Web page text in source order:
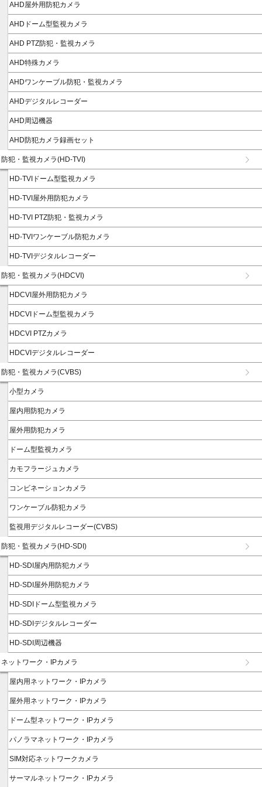
AHD屋外用防犯カメラ
AHDドーム型監視カメラ
AHD PTZ防犯・監視カメラ
AHD特殊カメラ
AHDワンケーブル防犯・監視カメラ
AHDデジタルレコーダー
AHD周辺機器
AHD防犯カメラ録画セット
防犯・監視カメラ(HD-TVI)
HD-TVIドーム型監視カメラ
HD-TVI屋外用防犯カメラ
HD-TVI PTZ防犯・監視カメラ
HD-TVIワンケーブル防犯カメラ
HD-TVIデジタルレコーダー
防犯・監視カメラ(HDCVI)
HDCVI屋外用防犯カメラ
HDCVIドーム型監視カメラ
HDCVI PTZカメラ
HDCVIデジタルレコーダー
防犯・監視カメラ(CVBS)
小型カメラ
屋内用防犯カメラ
屋外用防犯カメラ
ドーム型監視カメラ
カモフラージュカメラ
コンビネーションカメラ
ワンケーブル防犯カメラ
監視用デジタルレコーダー(CVBS)
防犯・監視カメラ(HD-SDI)
HD-SDI屋内用防犯カメラ
HD-SDI屋外用防犯カメラ
HD-SDIドーム型監視カメラ
HD-SDIデジタルレコーダー
HD-SDI周辺機器
ネットワーク・IPカメラ
屋内用ネットワーク・IPカメラ
屋外用ネットワーク・IPカメラ
ドーム型ネットワーク・IPカメラ
パノラマネットワーク・IPカメラ
SIM対応ネットワークカメラ
サーマルネットワーク・IPカメラ